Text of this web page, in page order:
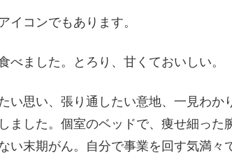
イコンでもあります。
べました。とろり、甘くておいしい。
い思い、張り通したい意地、一見わ
ました。個室のベッドで、痩せ細っ
い末期がん。自分で事業を回す気満